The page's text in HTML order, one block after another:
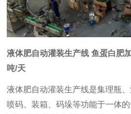
液体肥自动灌装生产线 鱼蛋白肥
吨/天
液体肥自动灌装生产线是集理瓶、
喷码、装箱、码垛等功能于一体